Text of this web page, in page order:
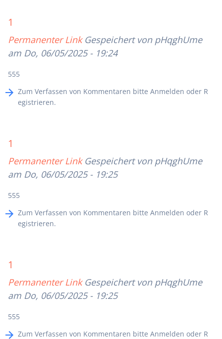
1
Permanenter Link Gespeichert von pHqghUme
am Do, 06/05/2025 - 19:24
555
Zum Verfassen von Kommentaren bitte Anmelden oder R
egistrieren.
1
Permanenter Link Gespeichert von pHqghUme
am Do, 06/05/2025 - 19:25
555
Zum Verfassen von Kommentaren bitte Anmelden oder R
egistrieren.
1
Permanenter Link Gespeichert von pHqghUme
am Do, 06/05/2025 - 19:25
555
Zum Verfassen von Kommentaren bitte Anmelden oder R